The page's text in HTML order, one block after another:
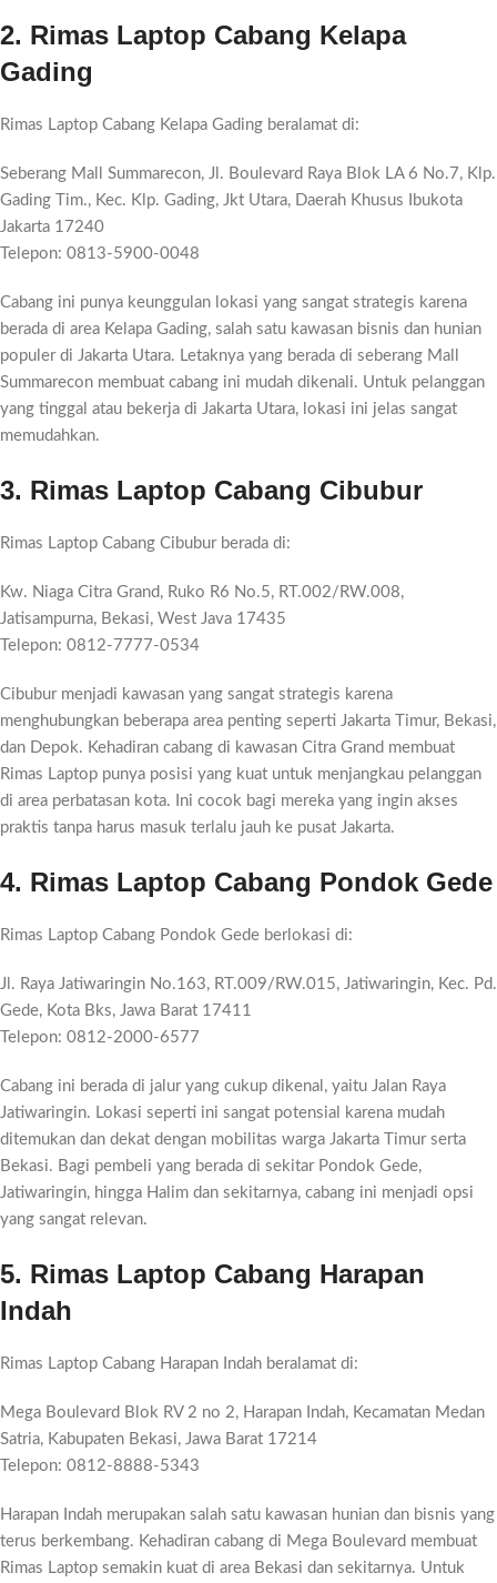
2. Rimas Laptop Cabang Kelapa
Gading
Rimas Laptop Cabang Kelapa Gading beralamat di:
Seberang Mall Summarecon, Jl. Boulevard Raya Blok LA 6 No.7, Klp.
Gading Tim., Kec. Klp. Gading, Jkt Utara, Daerah Khusus Ibukota
Jakarta 17240
Telepon: 0813-5900-0048
Cabang ini punya keunggulan lokasi yang sangat strategis karena
berada di area Kelapa Gading, salah satu kawasan bisnis dan hunian
populer di Jakarta Utara. Letaknya yang berada di seberang Mall
Summarecon membuat cabang ini mudah dikenali. Untuk pelanggan
yang tinggal atau bekerja di Jakarta Utara, lokasi ini jelas sangat
memudahkan.
3. Rimas Laptop Cabang Cibubur
Rimas Laptop Cabang Cibubur berada di:
Kw. Niaga Citra Grand, Ruko R6 No.5, RT.002/RW.008,
Jatisampurna, Bekasi, West Java 17435
Telepon: 0812-7777-0534
Cibubur menjadi kawasan yang sangat strategis karena
menghubungkan beberapa area penting seperti Jakarta Timur, Bekasi,
dan Depok. Kehadiran cabang di kawasan Citra Grand membuat
Rimas Laptop punya posisi yang kuat untuk menjangkau pelanggan
di area perbatasan kota. Ini cocok bagi mereka yang ingin akses
praktis tanpa harus masuk terlalu jauh ke pusat Jakarta.
4. Rimas Laptop Cabang Pondok Gede
Rimas Laptop Cabang Pondok Gede berlokasi di:
Jl. Raya Jatiwaringin No.163, RT.009/RW.015, Jatiwaringin, Kec. Pd.
Gede, Kota Bks, Jawa Barat 17411
Telepon: 0812-2000-6577
Cabang ini berada di jalur yang cukup dikenal, yaitu Jalan Raya
Jatiwaringin. Lokasi seperti ini sangat potensial karena mudah
ditemukan dan dekat dengan mobilitas warga Jakarta Timur serta
Bekasi. Bagi pembeli yang berada di sekitar Pondok Gede,
Jatiwaringin, hingga Halim dan sekitarnya, cabang ini menjadi opsi
yang sangat relevan.
5. Rimas Laptop Cabang Harapan
Indah
Rimas Laptop Cabang Harapan Indah beralamat di:
Mega Boulevard Blok RV 2 no 2, Harapan Indah, Kecamatan Medan
Satria, Kabupaten Bekasi, Jawa Barat 17214
Telepon: 0812-8888-5343
Harapan Indah merupakan salah satu kawasan hunian dan bisnis yang
terus berkembang. Kehadiran cabang di Mega Boulevard membuat
Rimas Laptop semakin kuat di area Bekasi dan sekitarnya. Untuk